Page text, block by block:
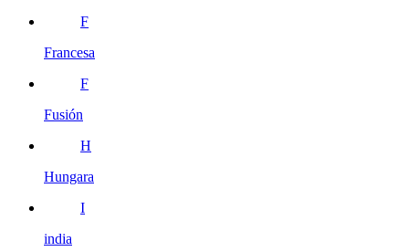
F
Francesa
F
Fusión
H
Hungara
I
india